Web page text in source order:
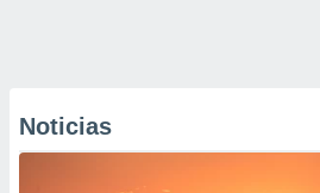
Noticias